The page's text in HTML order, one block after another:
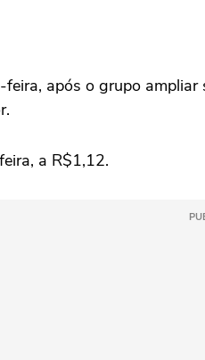
após o grupo
a R$1,12.